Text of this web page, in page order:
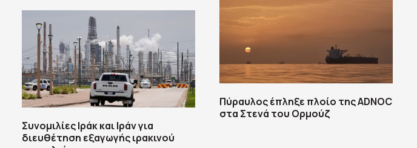
Συνομιλίες Ιράκ και Ιράν για
διευθέτηση εξαγωγής ιρακινού
Πύραυλος έπληξε πλοίο της ADNOC
στα Στενά του Ορμούζ